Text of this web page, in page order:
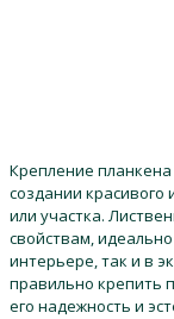
Крепление
создании красивого
или участка.
свойствам,
интерьере, так и в
правильно крепить
его надежность и